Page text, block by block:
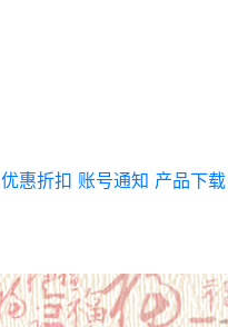
优惠折扣 账号通知 产品下载